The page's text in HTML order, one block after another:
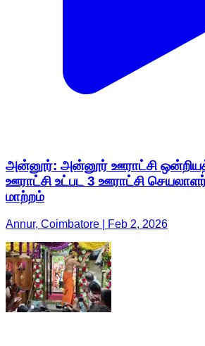
அன்னூர்: அன்னூர் ஊராட்சி
ஊராட்சி உட்பட 3 ஊராட்சி
மாற்றம்
Annur, Coimbatore | Feb 2, 2026